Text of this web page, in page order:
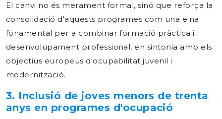
El canvi no és merament formal, sinó que reforça la
consolidació d'aquests programes com una eina
fonamental per a combinar formació pràctica i
desenvolupament professional, en sintonia amb els
objectius europeus d'ocupabilitat juvenil i
modernització.
3. Inclusió de joves menors de trenta
anys en programes d'ocupació